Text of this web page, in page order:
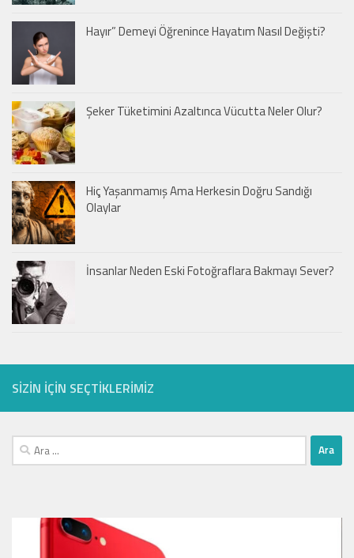
Hayır” Demeyi Öğrenince Hayatım Nasıl Değişti?
Şeker Tüketimini Azaltınca Vücutta Neler Olur?
Hiç Yaşanmamış Ama Herkesin Doğru Sandığı
Olaylar
İnsanlar Neden Eski Fotoğraflara Bakmayı Sever?
SIZIN IÇIN SEÇTIKLERIMIZ
Arama: